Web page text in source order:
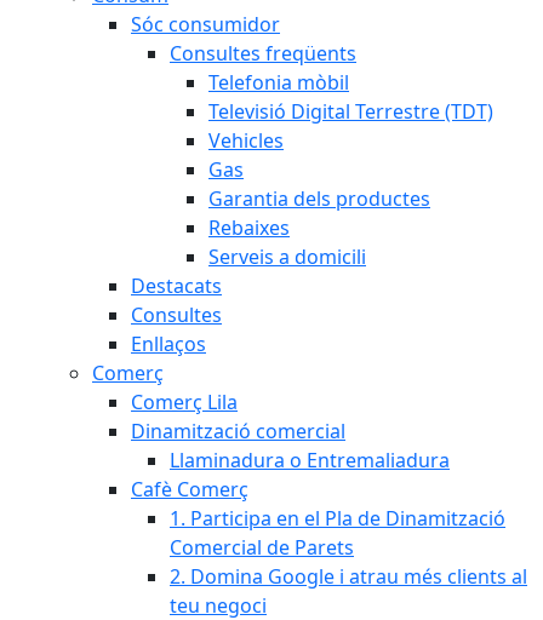
Sóc consumidor
Consultes freqüents
Telefonia mòbil
Televisió Digital Terrestre (TDT)
Vehicles
Gas
Garantia dels productes
Rebaixes
Serveis a domicili
Destacats
Consultes
Enllaços
Comerç
Comerç Lila
Dinamització comercial
Llaminadura o Entremaliadura
Cafè Comerç
1. Participa en el Pla de Dinamització
Comercial de Parets
2. Domina Google i atrau més clients al
teu negoci